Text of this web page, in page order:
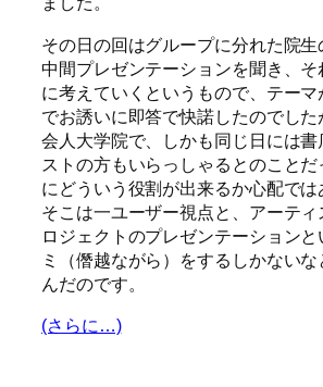
その日の回はグループに分れた院
中間プレゼンテーションを聞き、
に考えていくというもので、テー
でお誘いに即答で快諾したのでし
会人大学院で、しかも同じ日には書
ストの方もいらっしゃるとのこと
にどういう役割が出来るか心配では
そこは一ユーザー視点と、アーテ
ロジェクトのプレゼンテーションと
ミ（僭越ながら）をするしかない
んだのです。
(さらに…)